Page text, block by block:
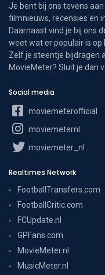
Je bent bij ons tevens
filmnieuws, recensies en
Daarnaast vind je bij ons
weet wat er populair is op
Zelf je steentje bijdragen
MovieMeter? Sluit je dan
Social media
moviemeterofficial
moviemeternl
moviemeter_nl
Realtimes Network
FootballTransfers.com
FootballCritic.com
FCUpdate.nl
GPFans.com
MovieMeter.nl
MusicMeter.nl